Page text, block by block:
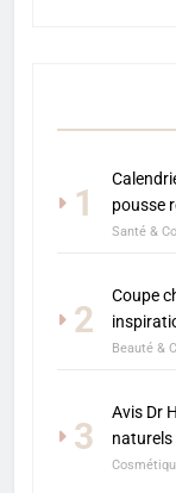
1
pousse
Santé &
2
Coupe
Beauté &
3
Avis Dr
naturels